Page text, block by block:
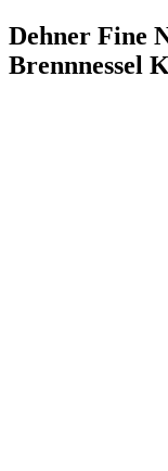
Dehner Fine
Brennnessel